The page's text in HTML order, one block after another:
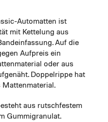
Automatten ist
mit Kettelung aus
Auf die
Aufpreis ein
oder aus
Doppelrippe hat
Mattenmaterial.
aus rutschfestem
Gummigranulat.